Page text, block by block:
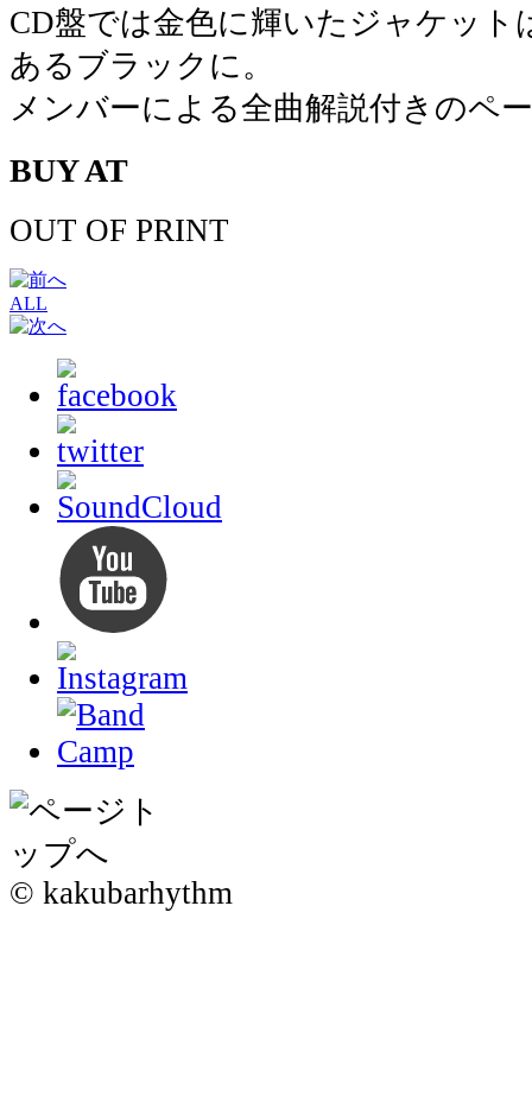
CD盤では金色に輝いたジャケット
あるブラックに。
メンバーによる全曲解説付きのペ
BUY AT
OUT OF PRINT
ALL
© kakubarhythm